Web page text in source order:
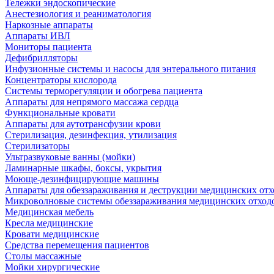
Тележки эндоскопические
Анестезиология и реаниматология
Наркозные аппараты
Аппараты ИВЛ
Мониторы пациента
Дефибрилляторы
Инфузионные системы и насосы для энтерального питания
Концентраторы кислорода
Системы терморегуляции и обогрева пациента
Аппараты для непрямого массажа сердца
Функциональные кровати
Аппараты для аутотрансфузии крови
Стерилизация, дезинфекция, утилизация
Стерилизаторы
Ультразвуковые ванны (мойки)
Ламинарные шкафы, боксы, укрытия
Моюще-дезинфицирующие машины
Аппараты для обеззараживания и деструкции медицинских
Микроволновые системы обеззараживания медицинских
Медицинская мебель
Кресла медицинские
Кровати медицинские
Средства перемещения пациентов
Столы массажные
Мойки хирургические